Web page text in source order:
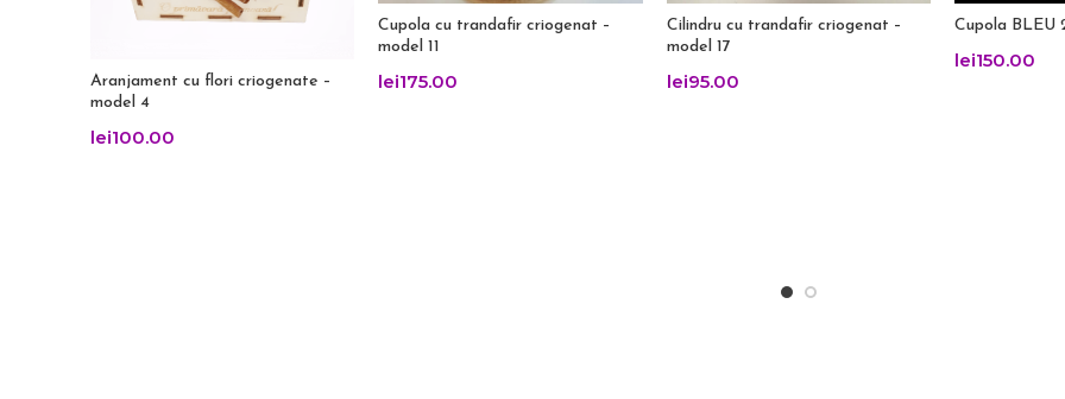
Aranjament cu flori criogenate –
model 4
lei100.00
Cupola cu trandafir criogenat –
model 11
lei175.00
Cilindru cu trandafir criogenat –
model 17
lei95.00
Cupola BLEU
lei150.00